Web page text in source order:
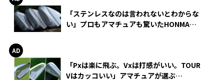
「ステンレスなのは言われないとわからな
い」プロもアマチュアも驚いたHONMA
「Pxは楽に飛ぶ。Vxは打感がいい。TOUR
Vはカッコいい」アマチュアが選ぶ